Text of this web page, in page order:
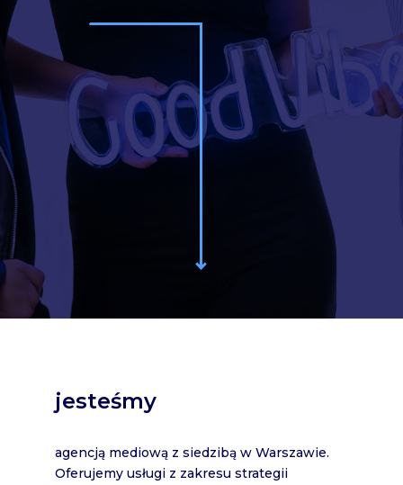
jesteśmy
agencją mediową z siedzibą w Warszawie.
Oferujemy usługi z zakresu strategii